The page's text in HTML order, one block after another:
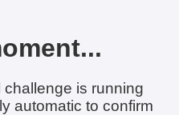
is running
automatic to confirm